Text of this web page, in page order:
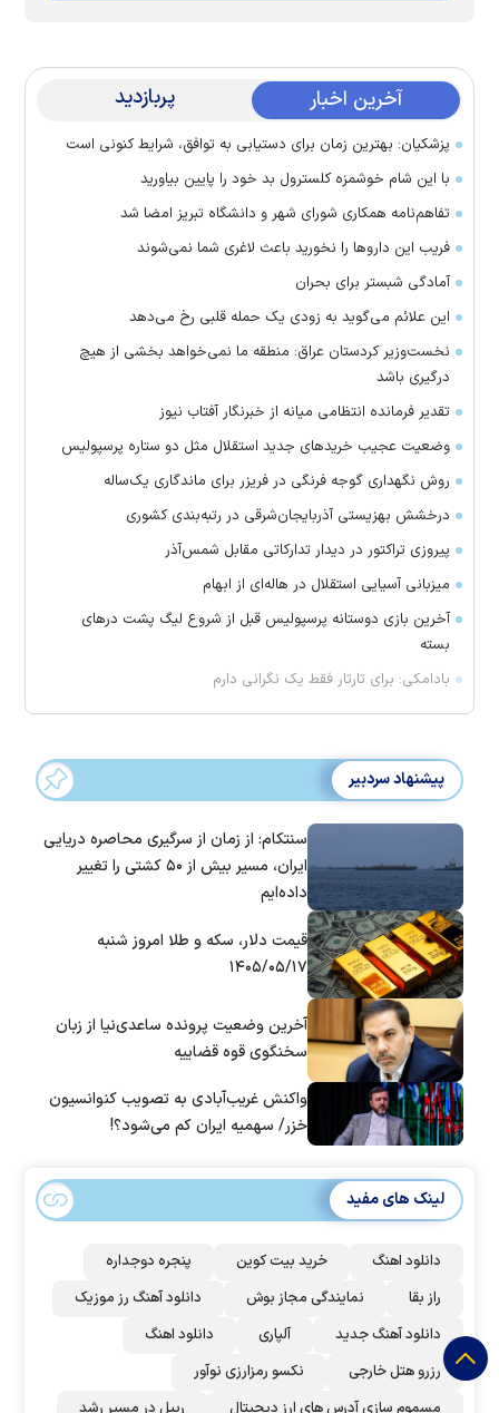
آخرین اخبار پربازدید
پزشکیان: بهترین زمان برای دستیابی به توافق، شرایط کنونی است
با این شام خوشمزه کلسترول بد خود را پایین بیاورید
تفاهم‌نامه همکاری شورای شهر و دانشگاه تبریز امضا شد
فریب این دارو‌ها را نخورید باعث لاغری شما نمی‌شوند
آمادگی شبستر برای بحران
این علائم می‌گوید به زودی یک حمله قلبی رخ می‌دهد
نخست‌وزیر کردستان عراق: منطقه ما نمی‌خواهد بخشی از هیچ
درگیری باشد
تقدیر فرمانده انتظامی میانه از خبرنگار آفتاب نیوز
وضعیت عجیب خرید‌های جدید استقلال مثل دو ستاره پرسپولیس
روش نگهداری گوجه فرنگی در فریزر برای ماندگاری یک‌ساله
درخشش بهزیستی آذربایجان‌شرقی در رتبه‌بندی کشوری
پیروزی تراکتور در دیدار تدارکاتی مقابل شمس‌آذر
میزبانی آسیایی استقلال در هاله‌ای از ابهام
آخرین بازی دوستانه پرسپولیس قبل از شروع لیگ پشت در‌های
بسته
بادامکی: برای تارتار فقط یک نگرانی دارم
پیشنهاد سردبیر
سنتکام: از زمان از سرگیری محاصره دریایی
ایران، مسیر بیش از ۵۰ کشتی را تغییر
داده‌ایم
قیمت دلار، سکه و طلا امروز شنبه
۱۴۰۵/۰۵/۱۷
آخرین وضعیت پرونده ساعدی‌نیا از زبان
سخنگوی قوه قضاییه
واکنش غریب‌آبادی به تصویب کنوانسیون
خزر/ سهمیه ایران کم می‌شود؟!
لینک های مفید
دانلود اهنگ خرید بیت کوین
پنجره دوجداره
راز بقا
نمایندگی مجاز بوش
دانلود آهنگ رز‌ موزیک
دانلود آهنگ جدید
آلپاری
دانلود اهنگ
رزرو هتل خارجی
نکسو رمزارزی نوآور